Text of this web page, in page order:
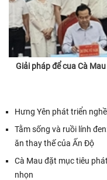
Giải pháp để cua Cà
Hưng Yên phát triển
Tằm sống và ruồi lính
ăn thay thế của Ấn Độ
Cà Mau đặt mục tiêu
nhọn